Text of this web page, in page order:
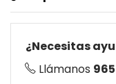
¿Necesitas
Llámanos